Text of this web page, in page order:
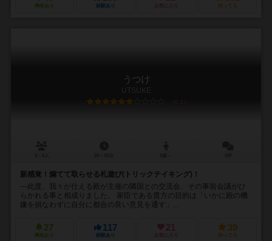
興味あり 経験あり お気に入り 持ってる
うつけ
UTSUKE
6.1
新感覚！煽てて取らせる札遊び(トリックテイキング)！
---此度、我々が仕える殿が主催の隣国との交流会、その事前会議がひ
らかれる事と相成りました。 家臣である貴方の目的は「いかに殿の機
嫌を損なわずに自分に都合の良い意見を通す」...
27
興味あり
117
経験あり
21
お気に入り
39
持ってる